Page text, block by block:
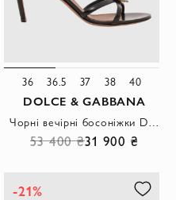
36 36.5 37 38 40
DOLCE & GABBANA
53 400 ₴31 900 ₴
-21%